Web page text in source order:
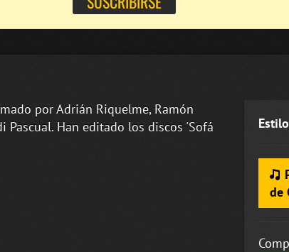
de
por Adrián Riquelme, Ramón
Pascual. Han editado los discos 'Sofá